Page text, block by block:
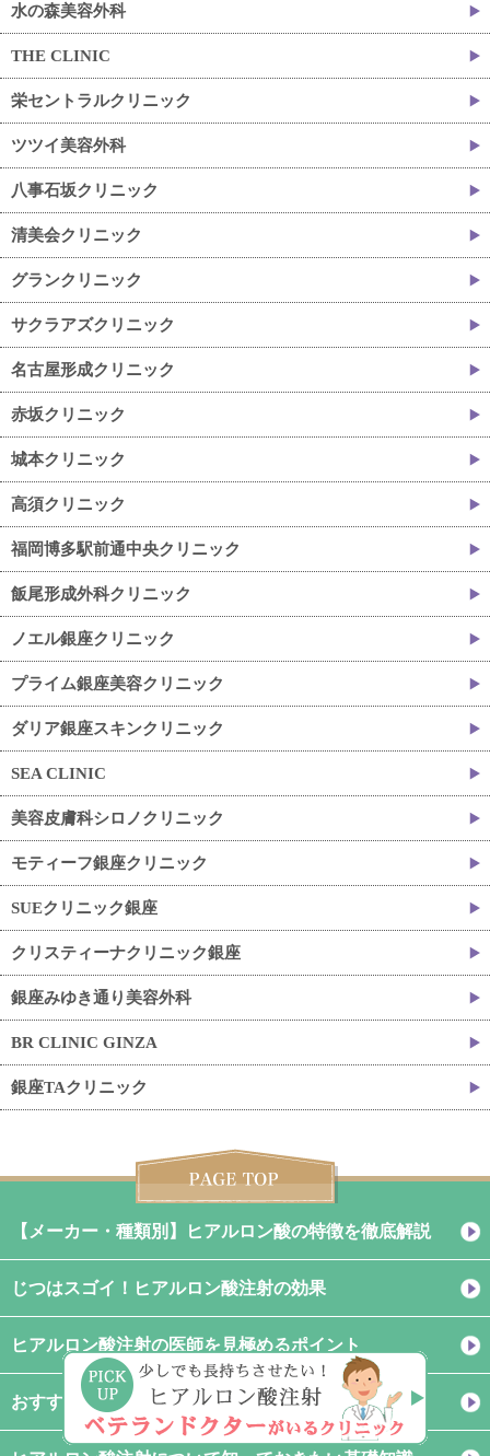
水の森美容外科
THE CLINIC
栄セントラルクリニック
ツツイ美容外科
八事石坂クリニック
清美会クリニック
グランクリニック
サクラアズクリニック
名古屋形成クリニック
赤坂クリニック
城本クリニック
高須クリニック
福岡博多駅前通中央クリニック
飯尾形成外科クリニック
ノエル銀座クリニック
プライム銀座美容クリニック
ダリア銀座スキンクリニック
SEA CLINIC
美容皮膚科シロノクリニック
モティーフ銀座クリニック
SUEクリニック銀座
クリスティーナクリニック銀座
銀座みゆき通り美容外科
BR CLINIC GINZA
銀座TAクリニック
【メーカー・種類別】ヒアルロン酸の特徴を徹底解説
じつはスゴイ！ヒアルロン酸注射の効果
ヒアルロン酸注射の医師を見極めるポイント
おすすめクリニックを厳選紹介！